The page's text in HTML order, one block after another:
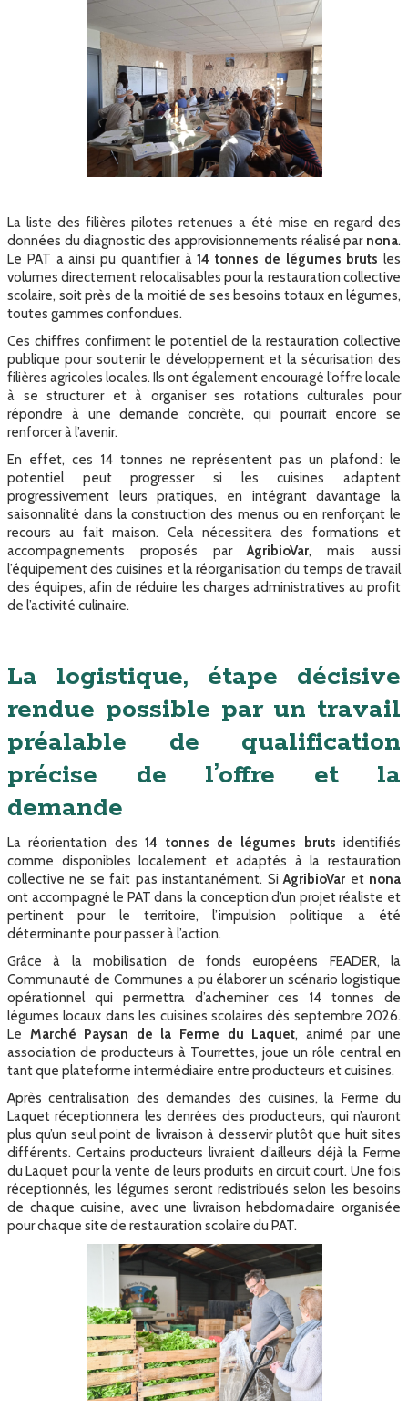
La liste des filières pilotes retenues a été mise en regard des
données du diagnostic des approvisionnements réalisé par nona.
Le PAT a ainsi pu quantifier à14 tonnes de légumes bruts les
volumes directement relocalisables pour la restauration collective
scolaire, soit près de la moitié de ses besoins totaux en légumes,
toutes gammes confondues.
Ces chiffres confirment le potentiel de la restauration collective
publique pour soutenir le développement et la sécurisation des
filières agricoles locales. Ils ont également encouragé l’offre locale
à se structurer et à organiser ses rotations culturales pour
répondre à une demande concrète, qui pourrait encore se
renforcer à l’avenir.
En effet, ces 14 tonnes ne représentent pas un plafond : le
potentiel peut progresser si les cuisines adaptent
progressivement leurs pratiques, en intégrant davantage la
saisonnalité dans la construction des menus ou en renforçant le
recours au fait maison. Cela nécessitera des formations et
accompagnements proposés parAgribioVar, mais aussi
l’équipement des cuisines et la réorganisation du temps de travail
des équipes, afin de réduire les charges administratives au profit
de l’activité culinaire.
La logistique, étape décisive
rendue possible par un travail
préalable de qualification
précise de l’offre et la
demande
La réorientation des14 tonnes de légumes bruts identifiés
comme disponibles localement et adaptés à la restauration
collective ne se fait pas instantanément. SiAgribioVar et nona
ont accompagné le PAT dans la conception d’un projet réaliste et
pertinent pour le territoire, l’impulsion politique a été
déterminante pour passer à l’action.
Grâce à la mobilisation de fonds européens FEADER, la
Communauté de Communes a pu élaborer un scénario logistique
opérationnel qui permettra d’acheminer ces 14 tonnes de
légumes locaux dans les cuisines scolaires dès septembre 2026.
Le Marché Paysan de la Ferme du Laquet, animé par une
association de producteurs à Tourrettes, joue un rôle central en
tant que plateforme intermédiaire entre producteurs et cuisines.
Après centralisation des demandes des cuisines, la Ferme du
Laquet réceptionnera les denrées des producteurs, qui n’auront
plus qu’un seul point de livraison à desservir plutôt que huit sites
différents. Certains producteurs livraient d’ailleurs déjà la Ferme
du Laquet pour la vente de leurs produits en circuit court. Une fois
réceptionnés, les légumes seront redistribués selon les besoins
de chaque cuisine, avec une livraison hebdomadaire organisée
pour chaque site de restauration scolaire du PAT.